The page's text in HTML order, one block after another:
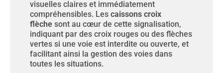
visuelles claires et immédiatement
compréhensibles. Les caissons croix
flèche sont au cœur de cette signalisation,
indiquant par des croix rouges ou des flèches
vertes si une voie est interdite ou ouverte, et
facilitant ainsi la gestion des voies dans
toutes les situations.